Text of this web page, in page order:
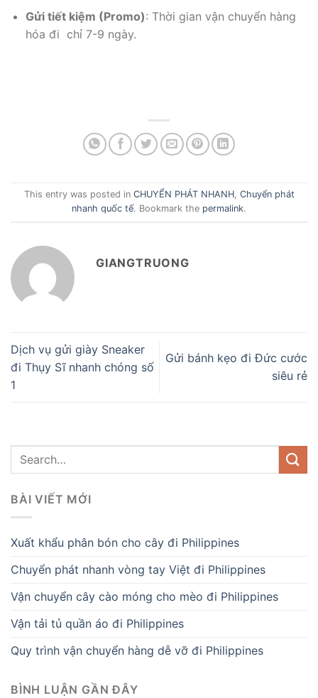
Gửi tiết kiệm (Promo): Thời gian vận chuyển hàng
hóa đi chỉ 7-9 ngày.
This entry was posted in CHUYỂN PHÁT NHANH, Chuyển phát
nhanh quốc tế. Bookmark the permalink.
GIANGTRUONG
Dịch vụ gửi giày Sneaker
đi Thụy Sĩ nhanh chóng số
1
Gửi bánh kẹo đi Đức cước
siêu rẻ
BÀI VIẾT MỚI
Xuất khẩu phân bón cho cây đi Philippines
Chuyển phát nhanh vòng tay Việt đi Philippines
Vận chuyển cây cào móng cho mèo đi Philippines
Vận tải tủ quần áo đi Philippines
Quy trình vận chuyển hàng dễ vỡ đi Philippines
BÌNH LUẬN GẦN ĐÂY